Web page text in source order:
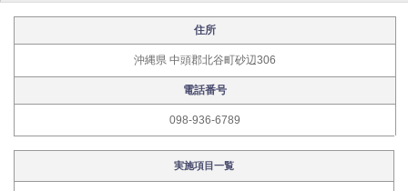
住所
沖縄県 中頭郡北谷町砂辺306
電話番号
098-936-6789
実施項目一覧